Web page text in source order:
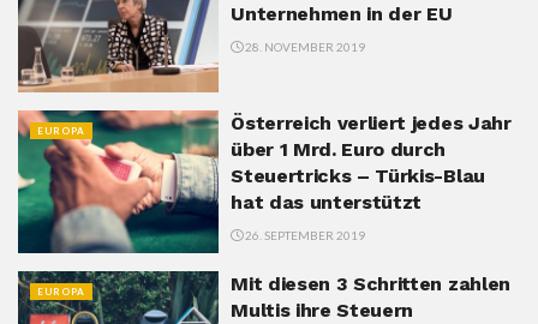
Unternehmen in der EU
28. NOVEMBER 2019
EUROPA
Österreich verliert jedes Jahr
über 1 Mrd. Euro durch
Steuertricks – Türkis-Blau
hat das unterstützt
26. SEPTEMBER 2019
EUROPA
Mit diesen 3 Schritten zahlen
Multis ihre Steuern